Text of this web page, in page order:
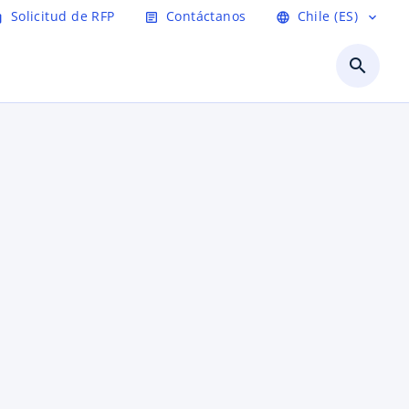
Solicitud de RFP article Contáctanos language Chile (ES) expand_more
search